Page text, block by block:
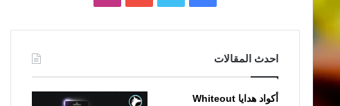
احدث المقالات
أكواد هدايا Whiteout